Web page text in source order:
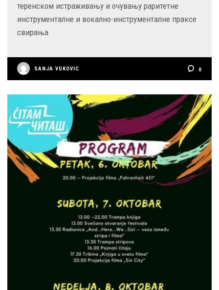
теренском истраживању и очувању раритетне
инструменталне и вокално-инструменталне праксе
свирања
SANJA VUKOVIC 0